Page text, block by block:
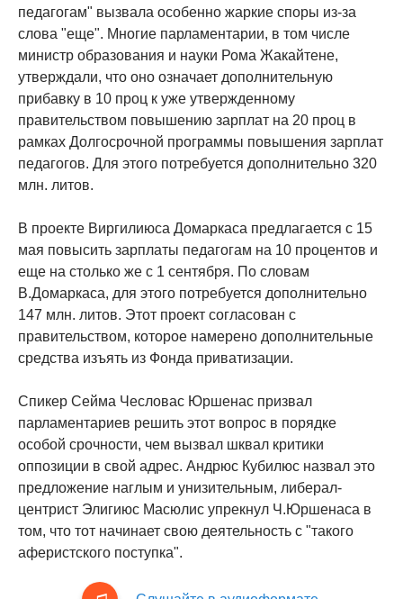
педагогам" вызвала особенно жаркие споры из-за
слова "еще". Многие парламентарии, в том числе
министр образования и науки Рома Жакайтене,
утверждали, что оно означает дополнительную
прибавку в 10 проц к уже утвержденному
правительством повышению зарплат на 20 проц в
рамках Долгосрочной программы повышения зарплат
педагогов. Для этого потребуется дополнительно 320
млн. литов.
В проекте Виргилиюса Домаркаса предлагается с 15
мая повысить зарплаты педагогам на 10 процентов и
еще на столько же с 1 сентября. По словам
В.Домаркаса, для этого потребуется дополнительно
147 млн. литов. Этот проект согласован с
правительством, которое намерено дополнительные
средства изъять из Фонда приватизации.
Спикер Сейма Чесловас Юршенас призвал
парламентариев решить этот вопрос в порядке
особой срочности, чем вызвал шквал критики
оппозиции в свой адрес. Андрюс Кубилюс назвал это
предложение наглым и унизительным, либерал-
центрист Элигиюс Масюлис упрекнул Ч.Юршенаса в
том, что тот начинает свою деятельность с "такого
аферистского поступка".